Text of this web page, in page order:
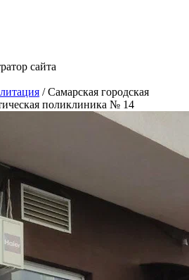
сайта
/Самарская городская
поликлиника № 14